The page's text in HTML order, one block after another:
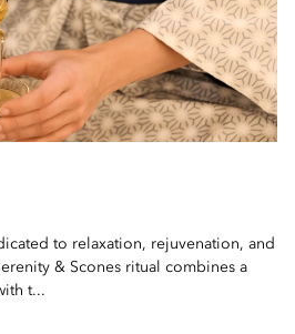
to relaxation, rejuvenation, and
& Scones ritual combines a
t...